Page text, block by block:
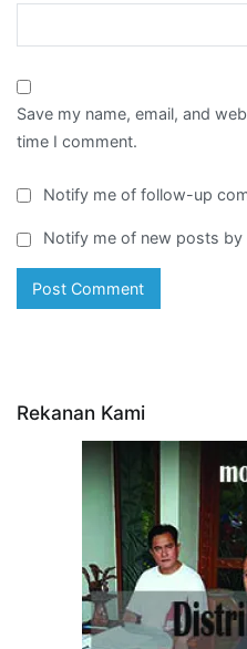
Save my name, email, and
time I comment.
Notify me of follow-up
Notify me of new posts by
Rekanan Kami